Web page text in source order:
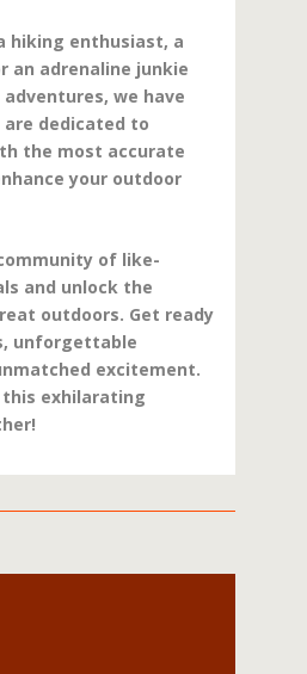
hiking enthusiast, a
an adrenaline junkie
we have
are dedicated to
the most accurate
your outdoor
of like-
and unlock the
outdoors. Get ready
unforgettable
excitement.
this exhilarating